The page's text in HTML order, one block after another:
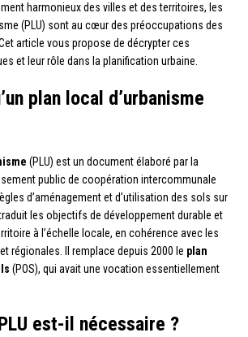
harmonieux des villes et des territoires, les
(PLU) sont au cœur des préoccupations des
article vous propose de décrypter ces
et leur rôle dans la planification urbaine.
plan local d’urbanisme
(PLU) est un document élaboré par la
public de coopération intercommunale
d’aménagement et d’utilisation des sols sur
les objectifs de développement durable et
à l’échelle locale, en cohérence avec les
régionales. Il remplace depuis 2000 le plan
(POS), qui avait une vocation essentiellement
est-il nécessaire ?